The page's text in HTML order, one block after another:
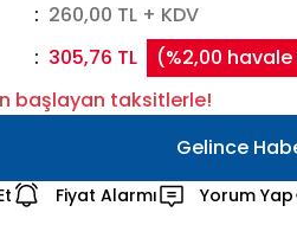
260,00 TL + KDV
305,76 TL
(%2,00
başlayan taksitlerle!
Gelince
Fiyat Alarmı Yorum Yap